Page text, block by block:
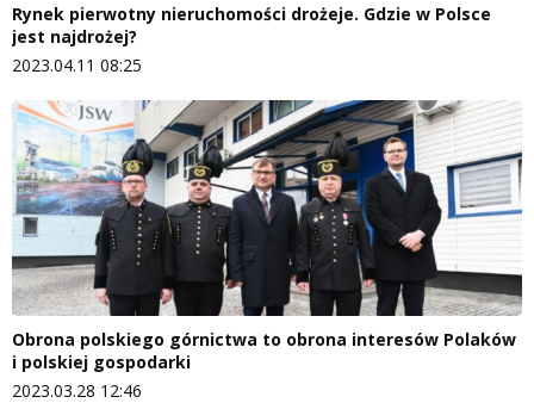
Rynek pierwotny nieruchomości drożeje. Gdzie w Polsce
jest najdrożej?
2023.04.11 08:25
Obrona polskiego górnictwa to obrona interesów Polaków
i polskiej gospodarki
2023.03.28 12:46